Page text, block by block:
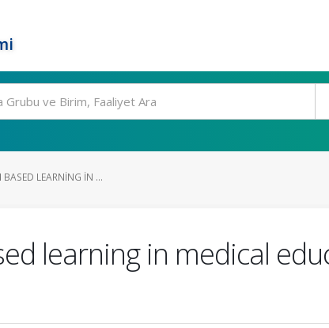
BASED LEARNING IN ...
learning in medical